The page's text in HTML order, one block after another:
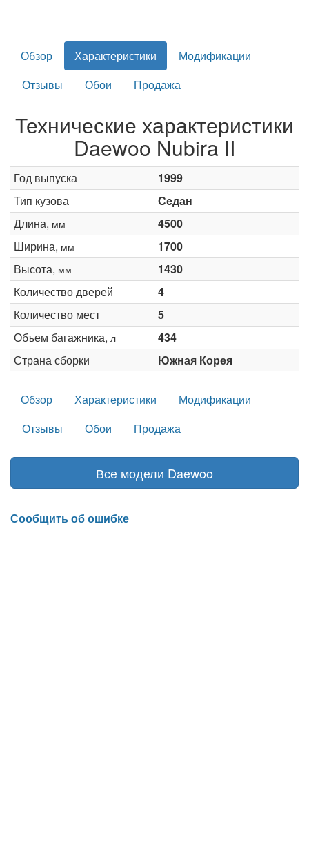
Обзор Характеристики
Модификации
Отзывы
Обои Продажа
Технические характеристики
Daewoo Nubira II
Год выпуска
1999
Тип кузова
Седан
Длина, мм
4500
Ширина, мм
1700
Высота, мм
1430
Количество дверей
4
Количество мест
5
Объем багажника, л
434
Страна сборки
Южная Корея
Обзор Характеристики
Модификации
Отзывы
Обои Продажа
Все модели Daewoo
Сообщить об ошибке